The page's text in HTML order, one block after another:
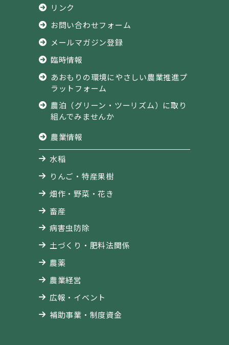
リンク
お問い合わせフォーム
メールマガジン登録
臨時情報
あおもりの環境にやさしい農業推進プ
ラットフォーム
農泊（グリーン・ツーリズム）に取り
組んでみませんか
農業情報
水稲
りんご・特産果樹
畑作・野菜・花き
畜産
病害虫防除
土づくり・肥料法関係
農薬
農業経営
広報・イベント
補助事業・制度資金